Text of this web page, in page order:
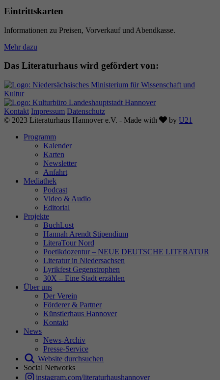
Eintrittskarten
Informationen zu Preisen, Vorverkauf und Abendkasse.
Mehr dazu
Das Literaturhaus wird gefördert von:
Kontakt Impressum Datenschutz
© 2023 Literaturhaus Hannover e.V. - Made with
Love
by U21
Programm
Kalender
Karten
Newsletter
Anfahrt
Mediathek
Podcast
Video & Audio
Editorial
Projekte
BuchLust
Hannah Arendt Stipendium
LiteraTour Nord
Poetikdozentur – NEUE DEUTSCHE LITERATUR
Literatur in Niedersachsen
Lyrikfest Gegenstrophen
30X – Eine Stadt erzählen
Über uns
Der Verein
Förderer & Partner
Künstlerhaus Hannover
Kontakt
News
News-Archiv
Presse-Service
Website durchsuchen
Social Networks
instagram.com/literaturhaushannover